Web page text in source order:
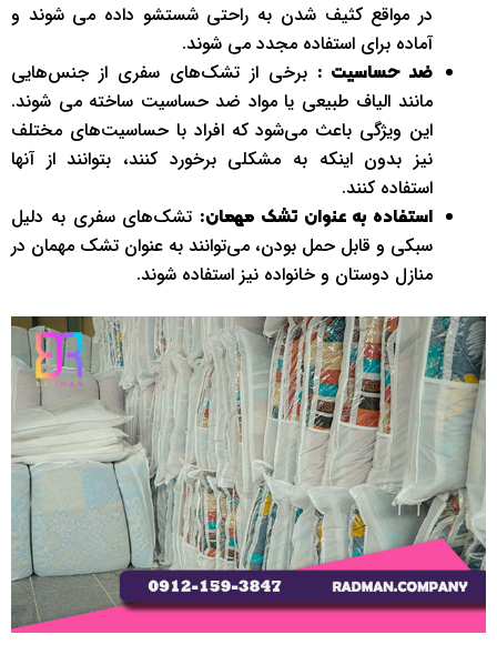
در مواقع کثیف شدن به راحتی شستشو داده می شوند و
آماده برای استفاده مجدد می شوند.
ضد حساسیت : برخی از تشک‌های سفری از جنس‌هایی
مانند الیاف طبیعی یا مواد ضد حساسیت ساخته می شوند.
این ویژگی باعث می‌شود که افراد با حساسیت‌های مختلف
نیز بدون اینکه به مشکلی برخورد کنند، بتوانند از آنها
استفاده کنند.
استفاده به عنوان تشک مهمان: تشک‌های سفری به دلیل
سبکی و قابل حمل بودن، می‌توانند به عنوان تشک مهمان در
منازل دوستان و خانواده نیز استفاده شوند.